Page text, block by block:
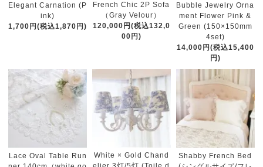
Elegant Carnation (P
ink)
1,700円(税込1,870円)
French Chic 2P Sofa
（Gray Velour）
120,000円(税込132,0
00円)
Bubble Jewelry Orna
ment Flower Pink &
Green (150×150mm
4set)
14,000円(税込15,400
円)
Lace Oval Table Run
White × Gold Chand
Shabby French Bed